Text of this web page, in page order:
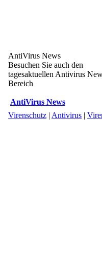
AntiVirus News
Besuchen Sie auch den
tagesaktuellen Antivirus
Bereich
AntiVirus News
Virenschutz | Antivirus |